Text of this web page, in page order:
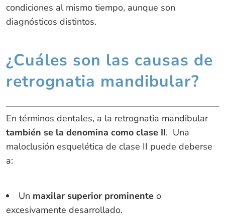
condiciones al mismo tiempo, aunque son
diagnósticos distintos.
¿Cuáles son las causas de
retrognatia mandibular?
En términos dentales, a la retrognatia mandibular
también se la denomina como clase II. Una
maloclusión esquelética de clase II puede deberse
a:
Un maxilar superior prominente o
excesivamente desarrollado.